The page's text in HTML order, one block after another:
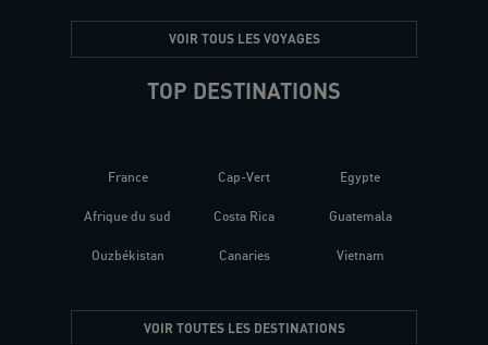
VOIR TOUS LES VOYAGES
TOP DESTINATIONS
France
Afrique du sud
Ouzbékistan
Cap-Vert
Costa Rica
Canaries
Egypte
Guatemala
Vietnam
VOIR TOUTES LES DESTINATIONS